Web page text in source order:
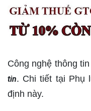
Công nghệ thông
tin. Chi tiết tại Phụ
định này.